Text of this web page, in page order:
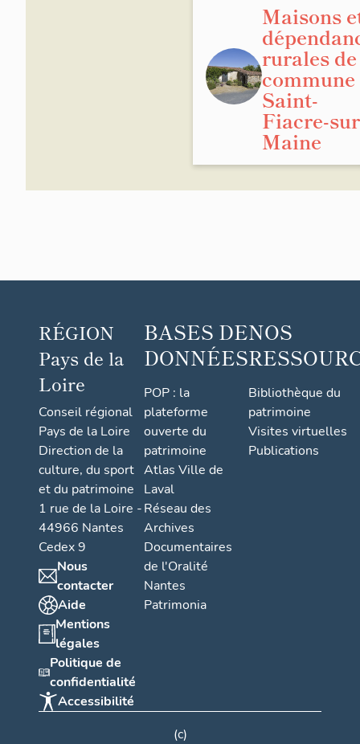
Maisons
rurales
commune
Saint-
Fiacre-
Maine
RÉGION
Pays de la
Loire
Conseil régional
Pays de la Loire
Direction de la
culture, du sport
et du patrimoine
1 rue de la Loire -
44966 Nantes
Cedex 9
Nous
contacter
Aide
Mentions
légales
Politique de
confidentialité
Accessibilité
BASES DE
DONNÉES
POP : la
plateforme
ouverte du
patrimoine
Atlas Ville de
Laval
Réseau des
Archives
Documentaires
de l'Oralité
Nantes
Patrimonia
NOS
Bibliothèque du
patrimoine
Visites virtuelles
Publications
(c)